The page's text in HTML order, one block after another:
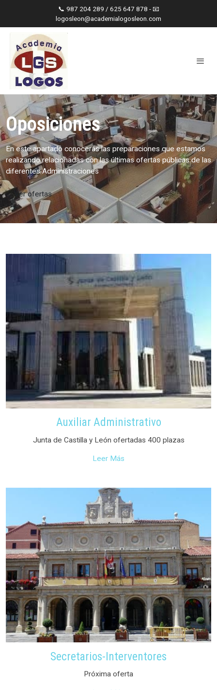
📞 987 204 289 / 625 647 878 - 📧
logosleon@academialogosleon.com
Oposiciones
En este apartado conocerás las preparaciones que estamos
realizando relacionadas con las últimas ofertas públicas de las
diferentes Administraciones
Ver ofertas
Auxiliar Administrativo
Junta de Castilla y León ofertadas 400 plazas
Leer Más
Secretarios-Interventores
Próxima oferta